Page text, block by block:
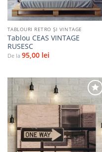
TABLOURI RETRO ȘI VINTAGE
Tablou CEAS VINTAGE
RUSESC
De la 95,00 lei
Adaugă
la
favorite